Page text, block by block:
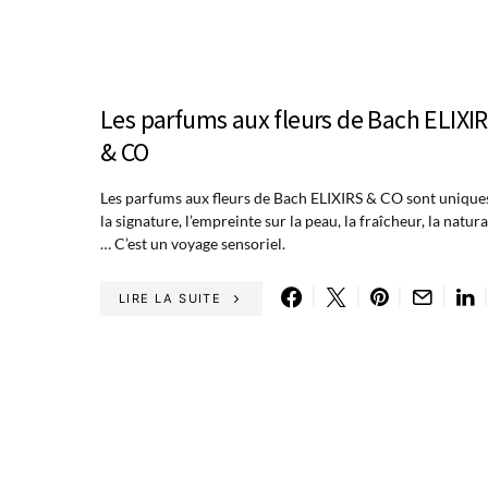
Les parfums aux fleurs de Bach
& CO
Les parfums aux fleurs de Bach ELIXIRS & CO sont
la signature, l’empreinte sur la peau, la fraîcheur, la
… C’est un voyage sensoriel.
LIRE LA SUITE